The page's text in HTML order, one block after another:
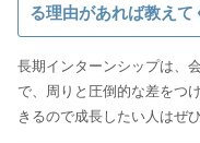
る理由があれば教えて
長期インターンシップは、
で、周りと圧倒的な差をつ
きるので成長したい人はぜ